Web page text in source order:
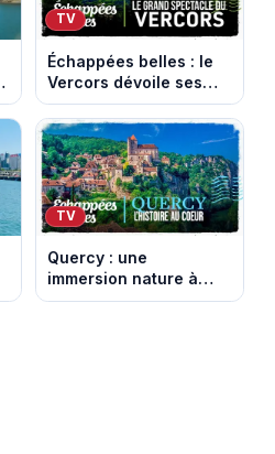
TV
Échappées belles : le
Vercors dévoile ses
paysages les plus
spectaculaires
TV
Quercy : une
immersion nature à
voir dans Echappées